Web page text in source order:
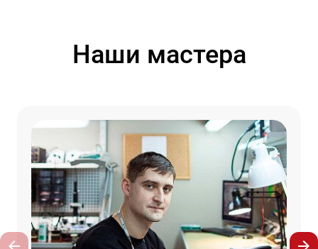
Наши мастера